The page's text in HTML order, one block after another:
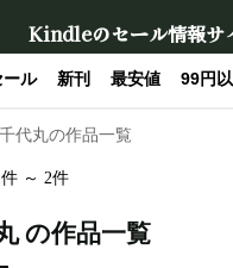
Kindleのセール情報サ
ール 新刊 最安値 99円
代丸の作品一覧
～ 2件
の作品一覧